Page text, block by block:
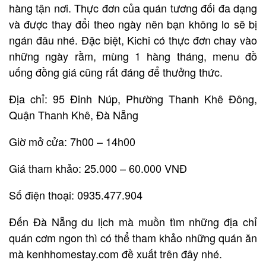
hàng tận nơi. Thực đơn của quán tương đối đa dạng
và được thay đổi theo ngày nên bạn không lo sẽ bị
ngán đâu nhé. Đặc biệt, Kichi có thực đơn chay vào
những ngày rằm, mùng 1 hàng tháng, menu đồ
uống đồng giá cũng rất đáng để thưởng thức.
Địa chỉ: 95 Đinh Núp, Phường Thanh Khê Đông,
Quận Thanh Khê, Đà Nẵng
Giờ mở cửa: 7h00 – 14h00
Giá tham khảo: 25.000 – 60.000 VNĐ
Số điện thoại: 0935.477.904
Đến Đà Nẵng du lịch mà muồn tìm những địa chỉ
quán cơm ngon thì có thể tham khảo những quán ăn
mà kenhhomestay.com đề xuất trên đây nhé.